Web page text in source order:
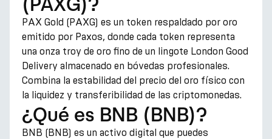
PAX Gold (PAXG) es un token respaldado por oro
emitido por Paxos, donde cada token representa
una onza troy de oro fino de un lingote London Good
Delivery almacenado en bóvedas profesionales.
Combina la estabilidad del precio del oro físico con
la liquidez y transferibilidad de las criptomonedas.
¿Qué es BNB (BNB)?
BNB (BNB) es un activo digital que puedes